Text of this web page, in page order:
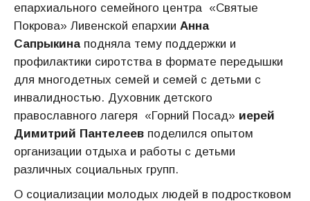
епархиального семейного центра «Святые
Покрова» Ливенской епархии Анна
Сапрыкинаподняла тему поддержки и
профилактики сиротства в формате передышки
для многодетных семей и семей с детьми с
инвалидностью. Духовник детского
православного лагеря «Горний Посад» иерей
Димитрий Пантелеев поделился опытом
организации отдыха и работы с детьми
различных социальных групп.
О социализации молодых людей в подростковом